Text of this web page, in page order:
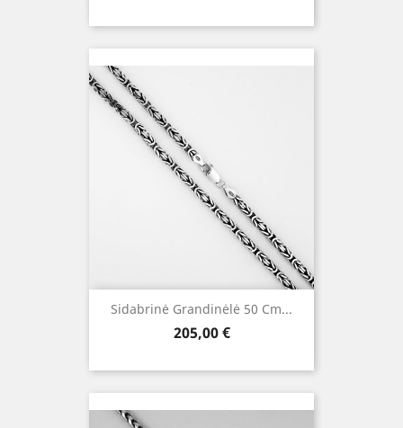
Sidabrinė Grandinėlė 50 Cm...
Kaina
205,00 €